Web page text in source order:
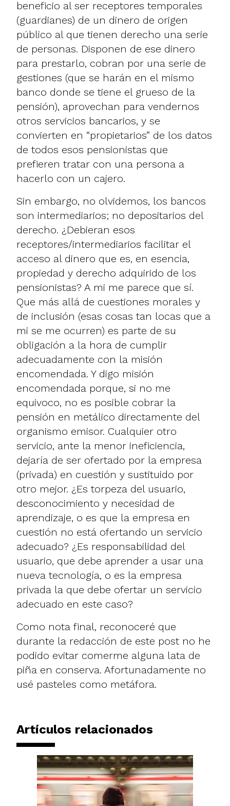
beneficio al ser receptores temporales
(guardianes) de un dinero de origen
público al que tienen derecho una serie
de personas. Disponen de ese dinero
para prestarlo, cobran por una serie de
gestiones (que se harán en el mismo
banco donde se tiene el grueso de la
pensión), aprovechan para vendernos
otros servicios bancarios, y se
convierten en “propietarios” de los datos
de todos esos pensionistas que
prefieren tratar con una persona a
hacerlo con un cajero.
Sin embargo, no olvidemos, los bancos
son intermediarios; no depositarios del
derecho. ¿Debieran esos
receptores/intermediarios facilitar el
acceso al dinero que es, en esencia,
propiedad y derecho adquirido de los
pensionistas? A mi me parece que sí.
Que más allá de cuestiones morales y
de inclusión (esas cosas tan locas que a
mi se me ocurren) es parte de su
obligación a la hora de cumplir
adecuadamente con la misión
encomendada. Y digo misión
encomendada porque, si no me
equivoco, no es posible cobrar la
pensión en metálico directamente del
organismo emisor. Cualquier otro
servicio, ante la menor ineficiencia,
dejaría de ser ofertado por la empresa
(privada) en cuestión y sustituido por
otro mejor. ¿Es torpeza del usuario,
desconocimiento y necesidad de
aprendizaje, o es que la empresa en
cuestión no está ofertando un servicio
adecuado? ¿Es responsabilidad del
usuario, que debe aprender a usar una
nueva tecnología, o es la empresa
privada la que debe ofertar un servicio
adecuado en este caso?
Como nota final, reconoceré que
durante la redacción de este post no he
podido evitar comerme alguna lata de
piña en conserva. Afortunadamente no
usé pasteles como metáfora.
Artículos relacionados